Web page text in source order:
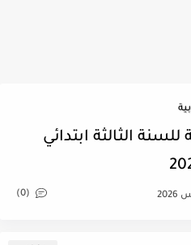
للسنة الثالثة ابتدائي
(0)